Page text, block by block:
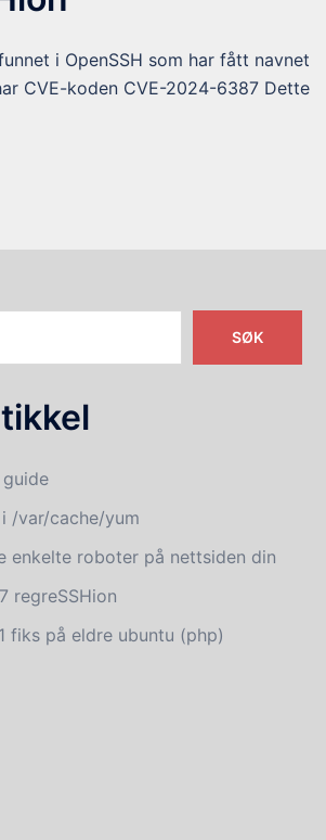
i OpenSSH som har fått navnet
CVE-koden CVE-2024-6387 Dette
SØK
/var/cache/yum
enkelte roboter på nettsiden din
regreSSHion
fiks på eldre ubuntu (php)